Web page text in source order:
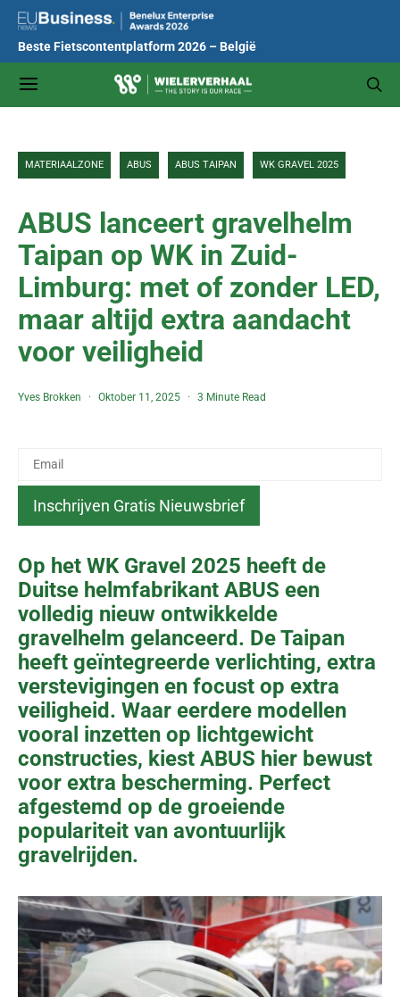
Beste Fietscontentplatform 2026 – België
MATERIAALZONE ABUS ABUS TAIPAN WK GRAVEL 2025
ABUS lanceert gravelhelm
Taipan op WK in Zuid-
Limburg: met of zonder LED,
maar altijd extra aandacht
voor veiligheid
Yves Brokken Oktober 11, 2025 3 Minute Read
Op het WK Gravel 2025 heeft de
Duitse helmfabrikant ABUS een
volledig nieuw ontwikkelde
gravelhelm gelanceerd. De Taipan
heeft geïntegreerde verlichting, extra
verstevigingen en focust op extra
veiligheid. Waar eerdere modellen
vooral inzetten op lichtgewicht
constructies, kiest ABUS hier bewust
voor extra bescherming. Perfect
afgestemd op de groeiende
populariteit van avontuurlijk
gravelrijden.